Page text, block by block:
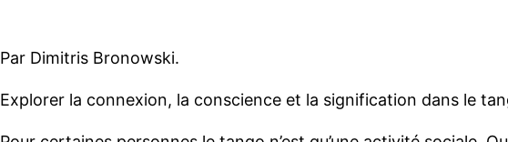
Par Dimitris Bronowski.
Explorer la connexion, la conscience et la signification dans le